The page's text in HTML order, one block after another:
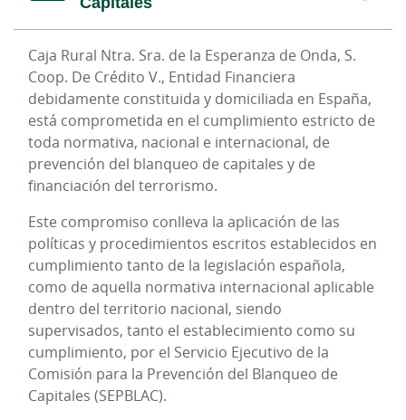
Caja Rural Ntra. Sra. de la Esperanza de Onda, S.
Coop. De Crédito V., Entidad Financiera
debidamente constituida y domiciliada en España,
está comprometida en el cumplimiento estricto de
toda normativa, nacional e internacional, de
prevención del blanqueo de capitales y de
financiación del terrorismo.
Este compromiso conlleva la aplicación de las
políticas y procedimientos escritos establecidos en
cumplimiento tanto de la legislación española,
como de aquella normativa internacional aplicable
dentro del territorio nacional, siendo
supervisados, tanto el establecimiento como su
cumplimiento, por el Servicio Ejecutivo de la
Comisión para la Prevención del Blanqueo de
Capitales (SEPBLAC).
Dentro del compromiso asumido por Caja Rural
Ntra. Sra. de la Esperanza de Onda, S. Coop. De
Crédito V. en relación al cumplimiento de la
normativa vigente, nacional e internacional,
cobran especial importancia las medidas
implantadas por la Entidad, tendentes a evitar la
comisión, por empleados y directivos, de
penal.
A estos efectos, el Consejo Rector de Caja Rural
Ntra. Sra. de la Esperanza de Onda, S. Coop. De
Crédito V. estableció en el año 2015 un Modelo de
Prevención de Riesgos Penal (en adelante, el
Modelo PRP) que tenía por objeto evitar, o al
menos, a mitigar en lo posible, la comisión de
delitos en el ámbito de la actividad propia de la